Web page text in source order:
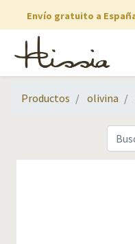
Envío gratuito a
Productos olivina